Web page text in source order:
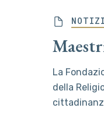
La
della